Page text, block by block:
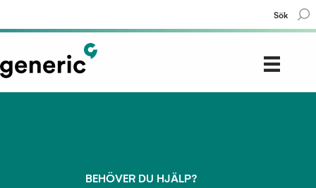
Sök
BEHÖVER DU HJÄLP?